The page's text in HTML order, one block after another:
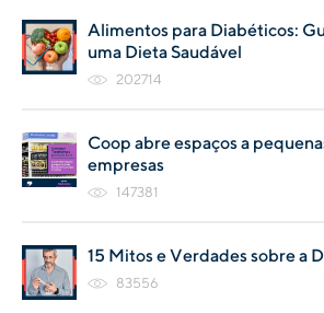
Alimentos para Diabéticos:
uma Dieta Saudável
202714
Coop abre espaços a
empresas
147381
15 Mitos e Verdades sobre a
83556